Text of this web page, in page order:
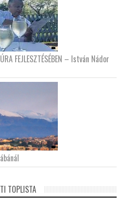
FEJLESZTÉSÉBEN – István Nádor
TOPLISTA